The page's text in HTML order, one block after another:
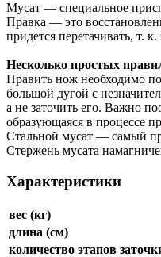
Мусат — специальное
Правка — это
придется перетачивать, т. к.
Несколько простых
Править нож необходимо
большой дугой с
а не заточить его. Важно
образующаяся в процессе
Стальной мусат — самый
Стержень мусата
Характеристики
вес (кг)
длина (см)
количество этапов